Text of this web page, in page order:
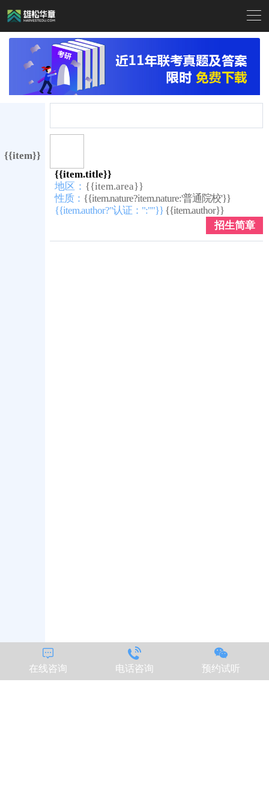

{{item}}
{{item.title}}
地区： {{item.area}}
性质： {{item.nature?item.nature:'普通院校'}}
{{item.author?"认证：":""}} {{item.author}}
招生简章

在线咨询

电话咨询

预约试听